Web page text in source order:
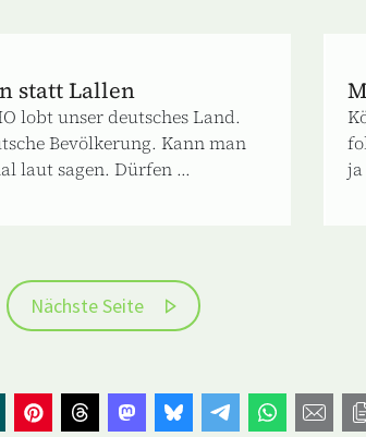
statt Lallen
lobt unser deutsches Land.
Bevölkerung. Kann man
laut sagen. Dürfen ...
ja
Nächste Seite